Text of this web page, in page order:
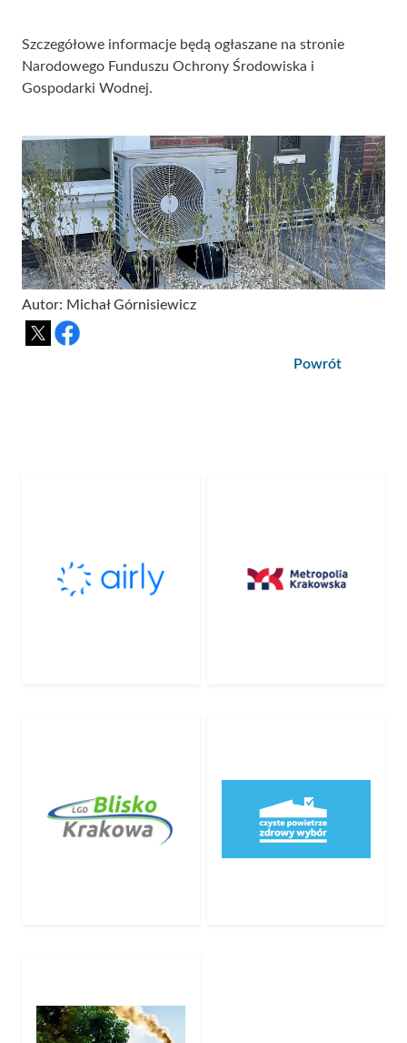
Szczegółowe informacje będą ogłaszane na stronie
Narodowego Funduszu Ochrony Środowiska i
Gospodarki Wodnej.
Autor: Michał Górnisiewicz
Powrót